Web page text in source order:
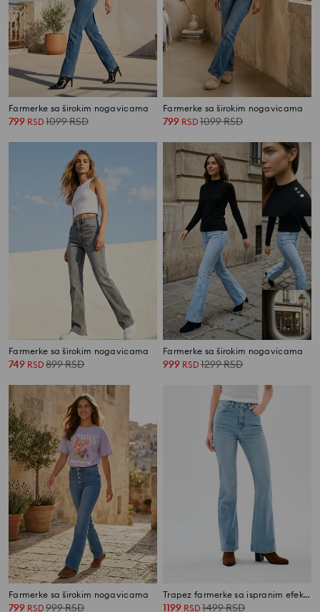
Farmerke sa širokim nogavicama
799 RSD 1099RSD
Farmerke sa širokim nogavicama
799 RSD 1099RSD
Farmerke sa širokim nogavicama
749 RSD 899RSD
Farmerke sa širokim nogavicama
999 RSD 1299RSD
Farmerke sa širokim nogavicama
799 RSD 999RSD
Trapez farmerke sa ispranim efektom
1199 RSD 1499RSD